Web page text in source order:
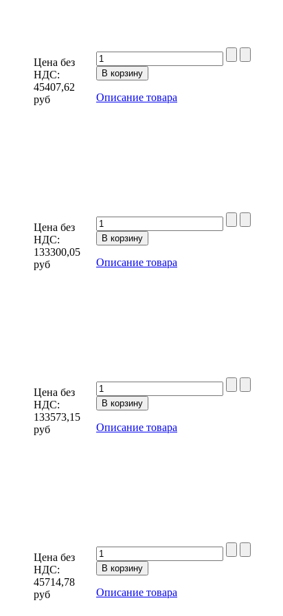
Цена без
НДС:
45407,62
руб
Описание товара
Цена без
НДС:
133300,05
руб
Описание товара
Цена без
НДС:
133573,15
руб
Описание товара
Цена без
НДС:
45714,78
руб
Описание товара